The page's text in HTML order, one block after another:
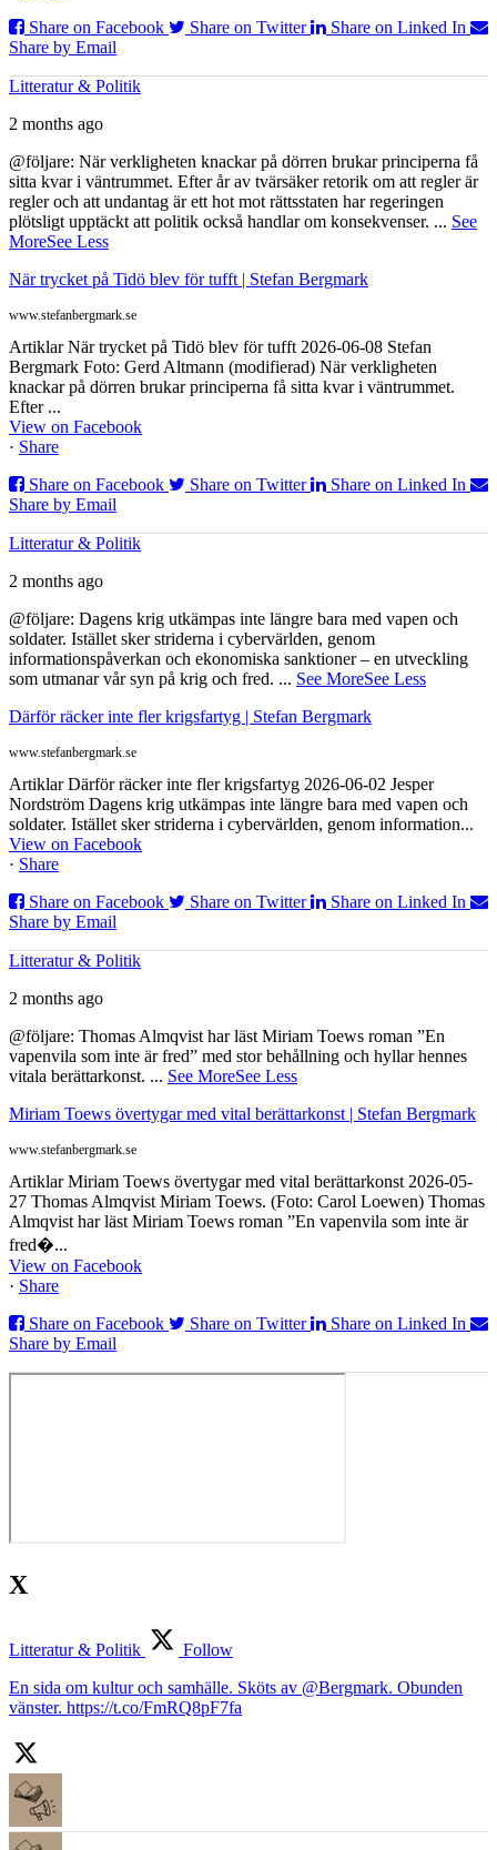
Share on Facebook
Share on Twitter
Share on Linked In
Share by Email
Litteratur & Politik
2 months ago
@följare: När verkligheten knackar på dörren brukar principerna få
sitta kvar i väntrummet. Efter år av tvärsäker retorik om att regler är
regler och att undantag är ett hot mot rättsstaten har regeringen
plötsligt upptäckt att politik också handlar om konsekvenser. ... See
MoreSee Less
När trycket på Tidö blev för tufft | Stefan Bergmark
www.stefanbergmark.se
Artiklar När trycket på Tidö blev för tufft 2026-06-08 Stefan
Bergmark Foto: Gerd Altmann (modifierad) När verkligheten
knackar på dörren brukar principerna få sitta kvar i väntrummet.
Efter ...
View on Facebook
· Share
Share on Facebook
Share on Twitter
Share on Linked In
Share by Email
Litteratur & Politik
2 months ago
@följare: Dagens krig utkämpas inte längre bara med vapen och
soldater. Istället sker striderna i cybervärlden, genom
informationspåverkan och ekonomiska sanktioner – en utveckling
som utmanar vår syn på krig och fred. ... See MoreSee Less
Därför räcker inte fler krigsfartyg | Stefan Bergmark
www.stefanbergmark.se
Artiklar Därför räcker inte fler krigsfartyg 2026-06-02 Jesper
Nordström Dagens krig utkämpas inte längre bara med vapen och
soldater. Istället sker striderna i cybervärlden, genom information...
View on Facebook
· Share
Share on Facebook
Share on Twitter
Share on Linked In
Share by Email
Litteratur & Politik
2 months ago
@följare: Thomas Almqvist har läst Miriam Toews roman ”En
vapenvila som inte är fred” med stor behållning och hyllar hennes
vitala berättarkonst. ... See MoreSee Less
Miriam Toews övertygar med vital berättarkonst | Stefan Bergmark
www.stefanbergmark.se
Artiklar Miriam Toews övertygar med vital berättarkonst 2026-05-
27 Thomas Almqvist Miriam Toews. (Foto: Carol Loewen) Thomas
Almqvist har läst Miriam Toews roman ”En vapenvila som inte är
fred�...
View on Facebook
· Share
Share on Facebook
Share on Twitter
Share on Linked In
Share by Email
X
Litteratur & Politik
Follow
En sida om kultur och samhälle. Sköts av @Bergmark. Obunden
vänster. https://t.co/FmRQ8pF7fa